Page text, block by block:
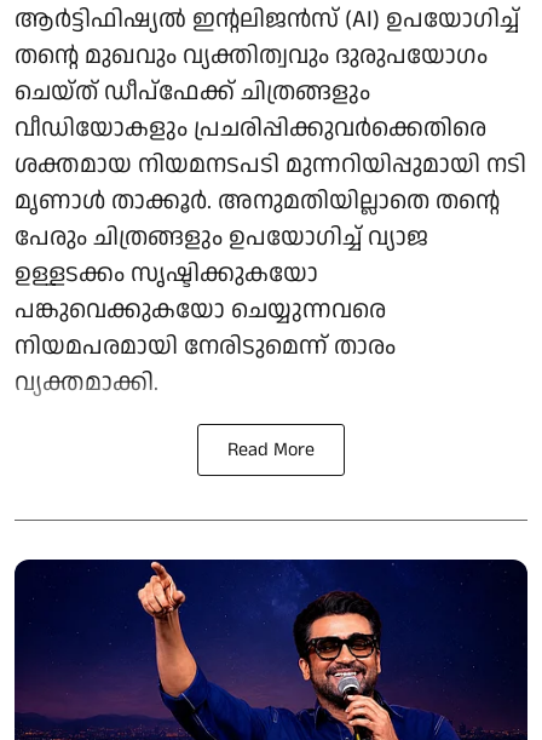
ആർട്ടിഫിഷ്യൽ ഇന്റലിജൻസ് (AI) ഉപയോഗിച്ച്
തന്റെ മുഖവും വ്യക്തിത്വവും ദുരുപയോഗം
ചെയ്ത് ഡീപ്‌ഫേക്ക് ചിത്രങ്ങളും
വീഡിയോകളും പ്രചരിപ്പിക്കുവർക്കെതിരെ
ശക്തമായ നിയമനടപടി മുന്നറിയിപ്പുമായി നടി
മൃണാൾ താക്കൂർ. അനുമതിയില്ലാതെ തന്റെ
പേരും ചിത്രങ്ങളും ഉപയോഗിച്ച് വ്യാജ
ഉള്ളടക്കം സൃഷ്ടിക്കുകയോ
പങ്കുവെക്കുകയോ ചെയ്യുന്നവരെ
നിയമപരമായി നേരിടുമെന്ന് താരം
വ്യക്തമാക്കി.
Read More